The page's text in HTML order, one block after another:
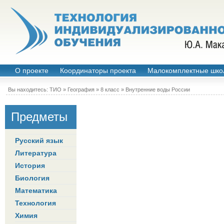
О проекте Координаторы проекта Малокомплектные
Вы находитесь: ТИО » География » 8 класс » Внутренние воды России
Предметы
Русский язык
Литература
История
Биология
Математика
Технология
Химия